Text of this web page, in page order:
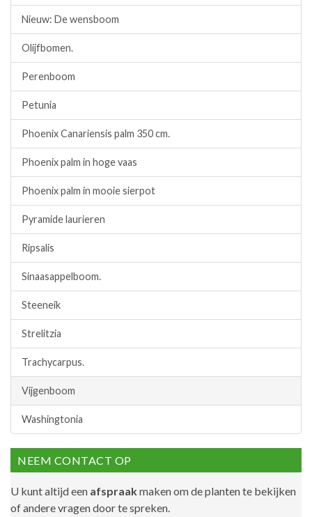
Nieuw: De wensboom
Olijfbomen.
Perenboom
Petunia
Phoenix Canariensis palm 350 cm.
Phoenix palm in hoge vaas
Phoenix palm in mooie sierpot
Pyramide laurieren
Ripsalis
Sinaasappelboom.
Steeneik
Strelitzia
Trachycarpus.
Vijgenboom
Washingtonia
NEEM CONTACT OP
U kunt altijd een afspraakmaken om de planten te bekijken
of andere vragen door te spreken.